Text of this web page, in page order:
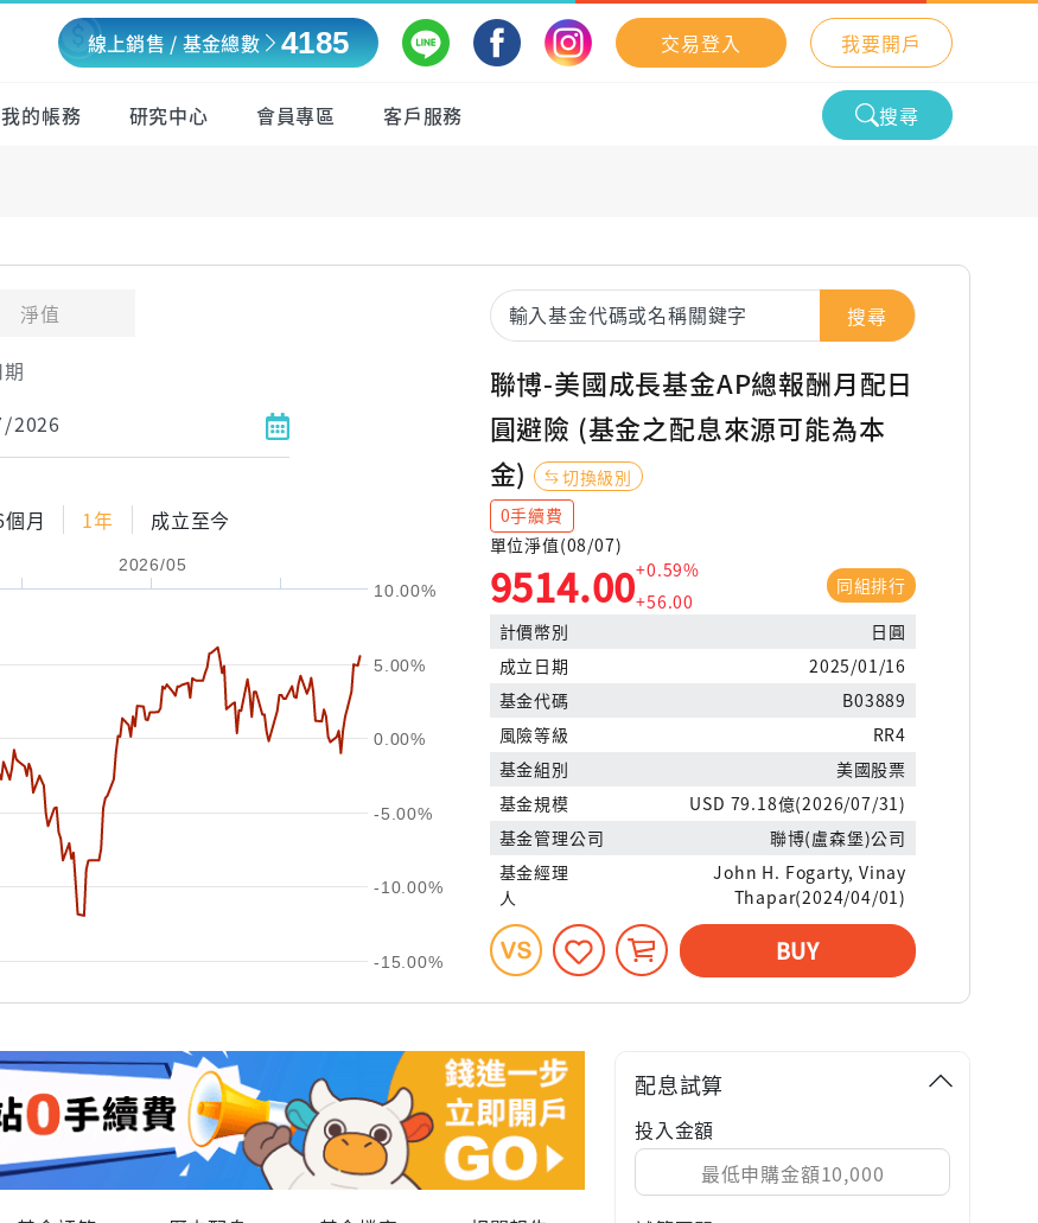
線上銷售 / 基金總數 4185 交易登入 我要開戶
我的帳務 研究中心 會員專區 客戶服務 搜尋
淨值
個月 1年 成立至今
2026/05
-15.00%
-10.00%
-5.00%
0.00%
5.00%
10.00%
搜尋
聯博-美國成長基金AP總報酬月配日
圓避險 (基金之配息來源可能為本
金)
切換級別
0手續費
單位淨值(08/07)
9514.00+0.59%
+56.00
同組排行
計價幣別
日圓
成立日期
2025/01/16
基金代碼
B03889
風險等級
RR4
基金組別
美國股票
基金規模
USD 79.18億(2026/07/31)
基金管理公司
聯博(盧森堡)公司
基金經理
人
John H. Fogarty, Vinay
Thapar(2024/04/01)
BUY
配息試算
投入金額